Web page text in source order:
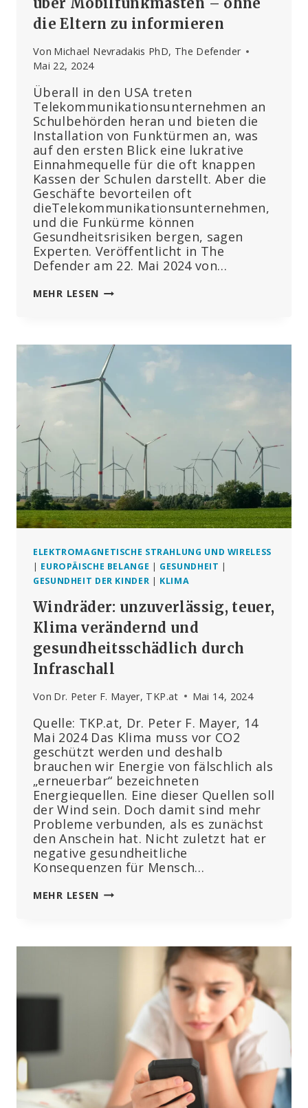
die Eltern zu informieren
Von Michael Nevradakis PhD, The Defender
Mai 22, 2024
Überall in den USA treten
Telekommunikationsunternehmen an
Schulbehörden heran und bieten die
Installation von Funktürmen an, was
auf den ersten Blick eine lukrative
Einnahmequelle für die oft knappen
Kassen der Schulen darstellt. Aber die
Geschäfte bevorteilen oft
dieTelekommunikationsunternehmen,
und die Funkürme können
Gesundheitsrisiken bergen, sagen
Experten. Veröffentlicht in The
Defender am 22. Mai 2024 von…
MEHR LESEN SCHULEN
MOBILFUNKMASTEN
–
OHNE
DIE
ELTERN
INFORMIEREN
ELEKTROMAGNETISCHE STRAHLUNG UND WIRELESS
| EUROPÄISCHE BELANGE | GESUNDHEIT |
GESUNDHEIT DER KINDER | KLIMA
Windräder: unzuverlässig, teuer,
Klima verändernd und
gesundheitsschädlich durch
Infraschall
Von Dr. Peter F. Mayer, TKP.at Mai 14, 2024
Quelle: TKP.at, Dr. Peter F. Mayer, 14
Mai 2024 Das Klima muss vor CO2
geschützt werden und deshalb
brauchen wir Energie von fälschlich als
„erneuerbar“ bezeichneten
Energiequellen. Eine dieser Quellen soll
der Wind sein. Doch damit sind mehr
Probleme verbunden, als es zunächst
den Anschein hat. Nicht zuletzt hat er
negative gesundheitliche
Konsequenzen für Mensch…
MEHR LESEN WINDRÄDER:
VERÄNDERND
GESUNDHEITSSCHÄDLICH
INFRASCHALL